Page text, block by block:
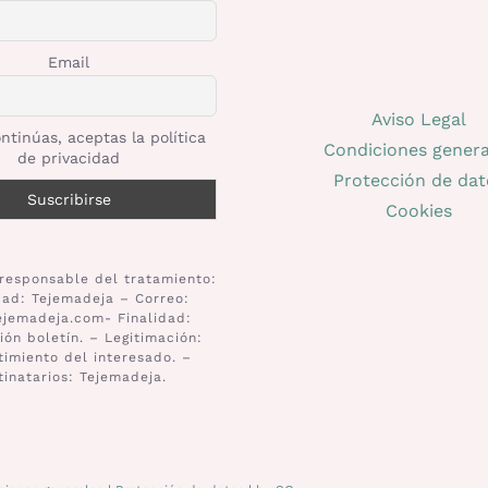
Email
aceptas la política
de privacidad
del tratamiento:
Tejemadeja – Correo:
Finalidad:
boletín. – Legitimación:
del interesado. –
Tejemadeja.
Aviso Legal
Condiciones
Protección de
Cookies